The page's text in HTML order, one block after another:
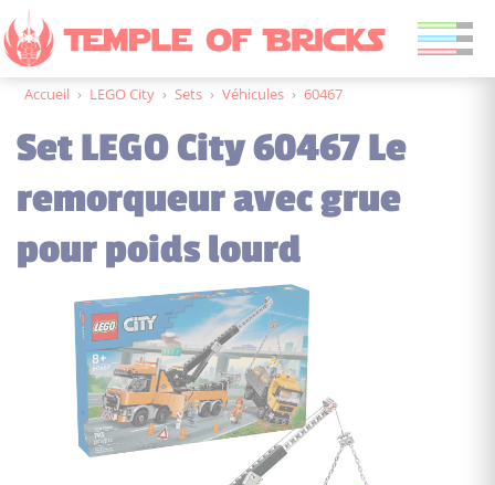
Accueil › LEGO City › Sets › Véhicules › 60467
Set LEGO City 60467 Le
remorqueur avec grue
pour poids lourd